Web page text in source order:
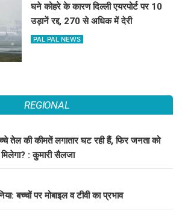
घने कोहरे के कारण दिल्ली एयरपोर्ट पर 10
उड़ानें रद्द, 270 से अधिक में देरी
PAL PAL NEWS
REGIONAL
तेल की कीमतें लगातार घट रही हैं, फिर जनता को
: कुमारी सैलजा
बच्चों पर मोबाइल व टीवी का प्रभाव